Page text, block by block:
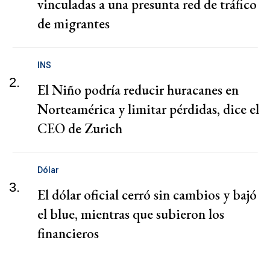
vinculadas a una presunta red de tráfico
de migrantes
2.
INS
El Niño podría reducir huracanes en
Norteamérica y limitar pérdidas, dice el
CEO de Zurich
3.
Dólar
El dólar oficial cerró sin cambios y bajó
el blue, mientras que subieron los
financieros